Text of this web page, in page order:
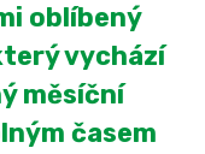
oblíbený
vychází
měsíční
časem